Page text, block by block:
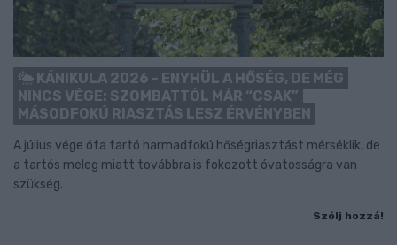
KÁNIKULA 2026 - ENYHÜL A HŐSÉG, DE MÉG
NINCS VÉGE: SZOMBATTÓL MÁR “CSAK”
MÁSODFOKÚ RIASZTÁS LESZ ÉRVÉNYBEN
A július vége óta tartó harmadfokú hőségriasztást mérséklik, de
a tartós meleg miatt továbbra is fokozott óvatosságra van
szükség.
Szólj hozzá!